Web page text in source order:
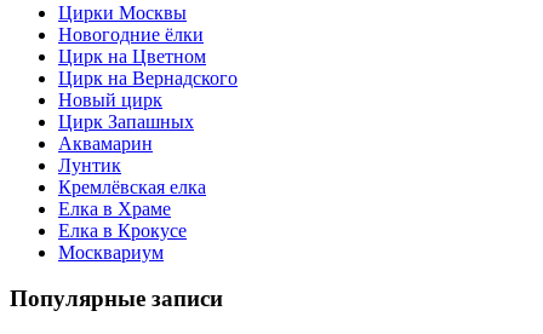
Цирки Москвы
Новогодние ёлки
Цирк на Цветном
Цирк на Вернадского
Новый цирк
Цирк Запашных
Аквамарин
Лунтик
Кремлёвская елка
Елка в Храме
Елка в Крокусе
Москвариум
Популярные записи